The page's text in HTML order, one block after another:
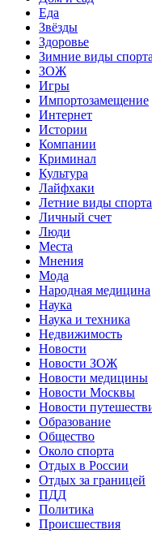
Еда
Звёзды
Здоровье
Зимние виды спорта
ЗОЖ
Игры
Импортозамещение
Интернет
Истории
Компании
Криминал
Культура
Лайфхаки
Летние виды спорта
Личный счет
Люди
Места
Мнения
Мода
Народная медицина
Наука
Наука и техника
Недвижимость
Новости
Новости ЗОЖ
Новости медицины
Новости Москвы
Новости
Образование
Общество
Около спорта
Отдых в России
Отдых за границей
ПДД
Политика
Происшествия